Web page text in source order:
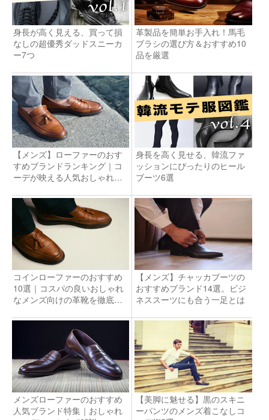
身長が高く見える、買って損
なしの超優秀ダッドスニーカ
ー7つ
革製品を簡単お手入れ！馬毛
ブラシの選び方＆おすすめ10
品を厳選
【メンズ】ローファーのおす
すめブランドランキング｜コ
ーデが映える人気おしゃれ靴
身長を高く見せる、韓流ファ
ッションにぴったりのヒール
ブーツ6選
コインローファーのおすすめ
10選｜コスパの良いおしゃれ
なメンズ向けの革靴を徹底解
【メンズ】チャッカブーツの
おすすめブランド14選。ビジ
ネススーツにも合う一足とは
メンズローファーのおすすめ
人気ブランド特集｜おしゃれ
【美脚に魅せる】黒のスキニ
ーパンツのメンズ着こなしコ